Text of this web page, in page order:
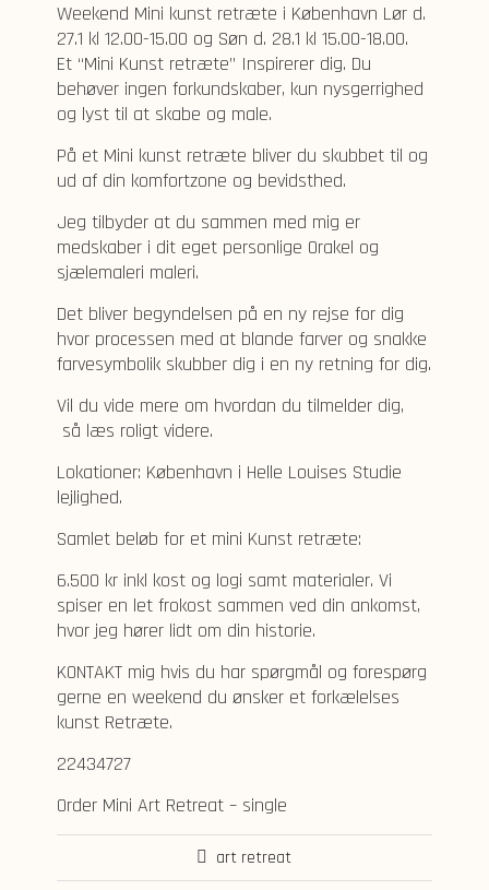
Weekend Mini kunst retræte i København Lør d.
27.1 kl 12.00-15.00 og Søn d. 28.1 kl 15.00-18.00.
Et “Mini Kunst retræte” Inspirerer dig. Du
behøver ingen forkundskaber, kun nysgerrighed
og lyst til at skabe og male.
På et Mini kunst retræte bliver du skubbet til og
ud af din komfortzone og bevidsthed.
Jeg tilbyder at du sammen med mig er
medskaber i dit eget personlige Orakel og
sjælemaleri maleri.
Det bliver begyndelsen på en ny rejse for dig
hvor processen med at blande farver og snakke
farvesymbolik skubber dig i en ny retning for dig.
Vil du vide mere om hvordan du tilmelder dig,
så læs roligt videre.
Lokationer: København i Helle Louises Studie
lejlighed.
Samlet beløb for et mini Kunst retræte:
6.500 kr inkl kost og logi samt materialer. Vi
spiser en let frokost sammen ved din ankomst,
hvor jeg hører lidt om din historie.
KONTAKT mig hvis du har spørgmål og forespørg
gerne en weekend du ønsker et forkælelses
kunst Retræte.
22434727
Order Mini Art Retreat – single
art retreat